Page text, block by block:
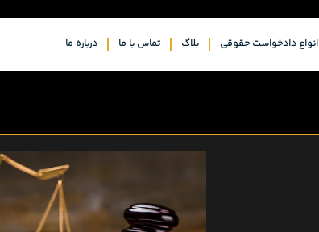
انواع دادخواست حقوقی بلاگ تماس با ما درباره ما